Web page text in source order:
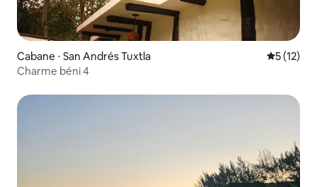
Cabane ⋅ San Andrés Tuxtla
5 (12)
Charme béni 4